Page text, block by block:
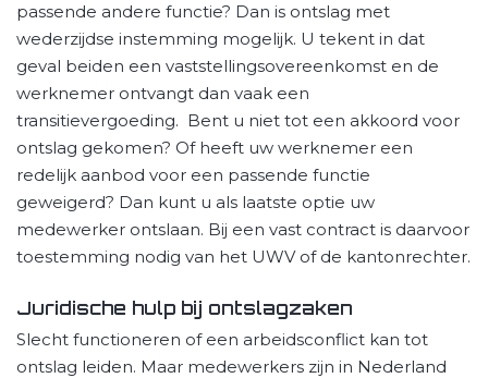
passende andere functie? Dan is ontslag met
wederzijdse instemming mogelijk. U tekent in dat
geval beiden een vaststellingsovereenkomst en de
werknemer ontvangt dan vaak een
transitievergoeding. Bent u niet tot een akkoord voor
ontslag gekomen? Of heeft uw werknemer een
redelijk aanbod voor een passende functie
geweigerd? Dan kunt u als laatste optie uw
medewerker ontslaan. Bij een vast contract is daarvoor
toestemming nodig van het UWV of de kantonrechter.
Juridische hulp bij ontslagzaken
Slecht functioneren of een arbeidsconflict kan tot
ontslag leiden. Maar medewerkers zijn in Nederland